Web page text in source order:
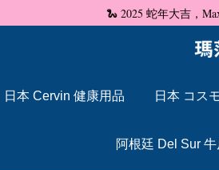
🐍 2025 蛇年大吉，
日本 Cervin 健康用品 日本 コス
阿根廷 Del Sur
您